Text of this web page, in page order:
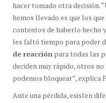
hacer tomado otra decisión.
hemos llevado es que los
contentos de haberlo hecho
les faltó tiempo para poder
de reacción para todas las
deciden muy rápido, otros
podemos bloquear”, explica
Ante una pérdida, existen